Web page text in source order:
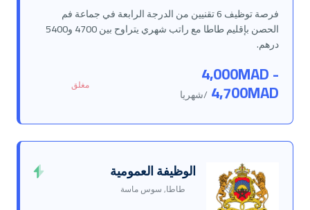
فرصة توظيف 6 تقنيين من الدرجة الرابعة في جماعة فم
الحصن بإقليم طاطا مع راتب شهري يتراوح بين 4700 و5400
درهم.
4,000MAD -
4,700MAD /شهريا
مغلق
الوظيفة العمومية
طاطا, سوس ماسة